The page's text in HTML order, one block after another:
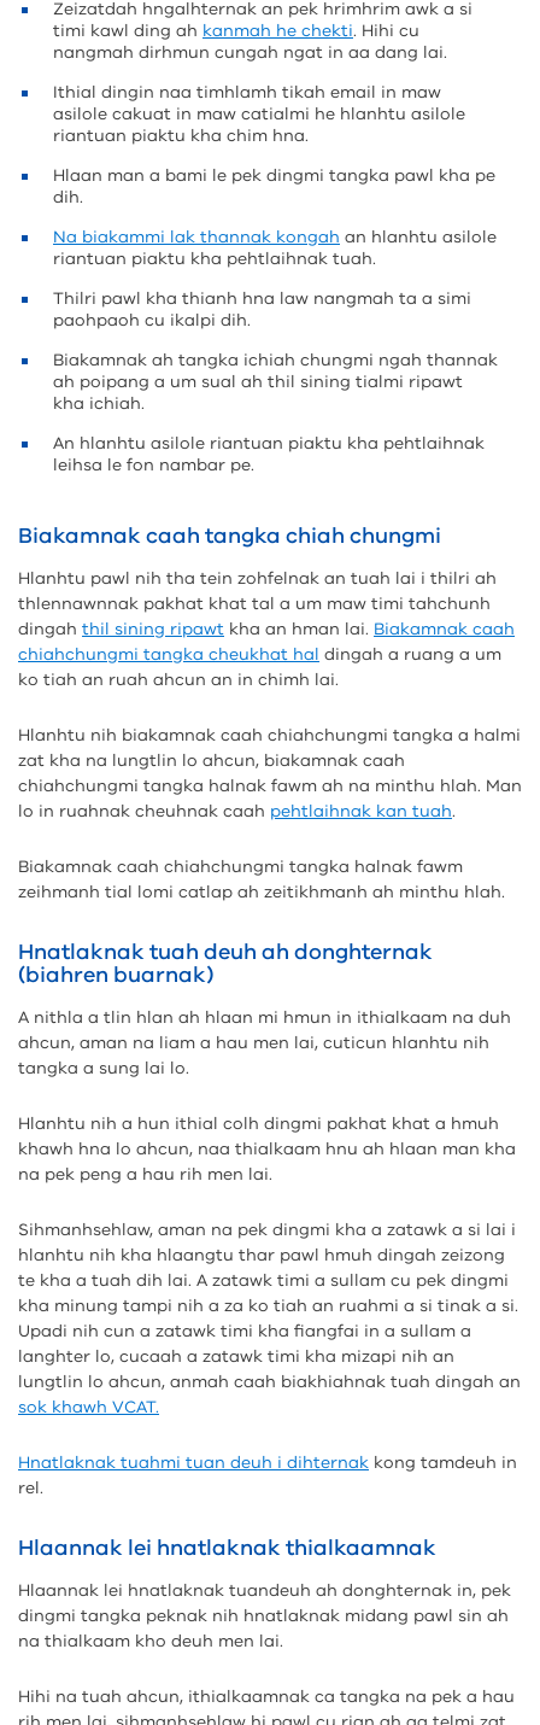
Zeizatdah hngalhternak an pek hrimhrim awk a si
timi kawl ding ah kanmah he chekti. Hihi cu
nangmah dirhmun cungah ngat in aa dang lai.
Ithial dingin naa timhlamh tikah email in maw
asilole cakuat in maw catialmi he hlanhtu asilole
riantuan piaktu kha chim hna.
Hlaan man a bami le pek dingmi tangka pawl kha pe
dih.
Na biakammi lak thannak kongah an hlanhtu asilole
riantuan piaktu kha pehtlaihnak tuah.
Thilri pawl kha thianh hna law nangmah ta a simi
paohpaoh cu ikalpi dih.
Biakamnak ah tangka ichiah chungmi ngah thannak
ah poipang a um sual ah thil sining tialmi ripawt
kha ichiah.
An hlanhtu asilole riantuan piaktu kha pehtlaihnak
leihsa le fon nambar pe.
Biakamnak caah tangka chiah chungmi
Hlanhtu pawl nih tha tein zohfelnak an tuah lai i thilri ah
thlennawnnak pakhat khat tal a um maw timi tahchunh
dingah thil sining ripawt kha an hman lai. Biakamnak caah
chiahchungmi tangka cheukhat hal dingah a ruang a um
ko tiah an ruah ahcun an in chimh lai.
Hlanhtu nih biakamnak caah chiahchungmi tangka a halmi
zat kha na lungtlin lo ahcun, biakamnak caah
chiahchungmi tangka halnak fawm ah na minthu hlah. Man
lo in ruahnak cheuhnak caah pehtlaihnak kan tuah.
Biakamnak caah chiahchungmi tangka halnak fawm
zeihmanh tial lomi catlap ah zeitikhmanh ah minthu hlah.
Hnatlaknak tuah deuh ah donghternak
(biahren buarnak)
A nithla a tlin hlan ah hlaan mi hmun in ithialkaam na duh
ahcun, aman na liam a hau men lai, cuticun hlanhtu nih
tangka a sung lai lo.
Hlanhtu nih a hun ithial colh dingmi pakhat khat a hmuh
khawh hna lo ahcun, naa thialkaam hnu ah hlaan man kha
na pek peng a hau rih men lai.
Sihmanhsehlaw, aman na pek dingmi kha a zatawk a si lai i
hlanhtu nih kha hlaangtu thar pawl hmuh dingah zeizong
te kha a tuah dih lai. A zatawk timi a sullam cu pek dingmi
kha minung tampi nih a za ko tiah an ruahmi a si tinak a si.
Upadi nih cun a zatawk timi kha fiangfai in a sullam a
langhter lo, cucaah a zatawk timi kha mizapi nih an
lungtlin lo ahcun, anmah caah biakhiahnak tuah dingah an
sok khawh VCAT.
Hnatlaknak tuahmi tuan deuh i dihternak kong tamdeuh in
rel.
Hlaannak lei hnatlaknak thialkaamnak
Hlaannak lei hnatlaknak tuandeuh ah donghternak in, pek
dingmi tangka peknak nih hnatlaknak midang pawl sin ah
na thialkaam kho deuh men lai.
Hihi na tuah ahcun, ithialkaamnak ca tangka na pek a hau